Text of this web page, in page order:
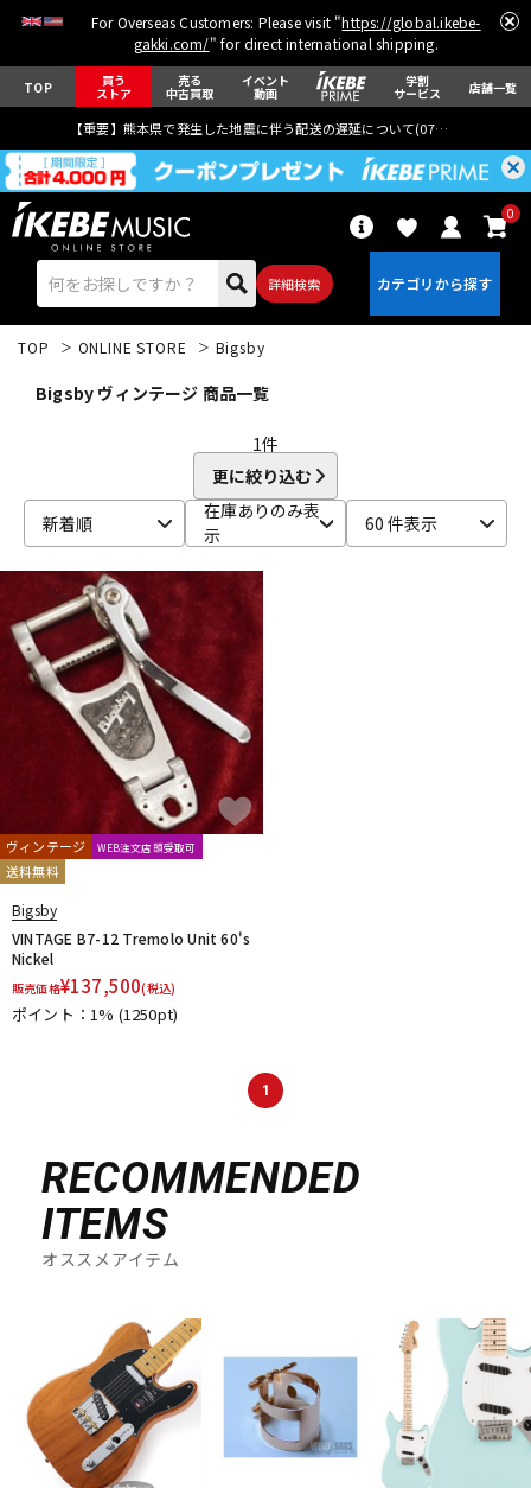
For Overseas Customers: Please visit "https://global.ikebe-
gakki.com/" for direct international shipping.
TOP 買う
ストア
売る
中古買取
イベント
動画
学割
サービス 店舗一覧
【重要】熊本県で発生した地震に伴う配送の遅延について(07月29日
詳細検索
0
ベース
ドラム
キーボード
管楽器
DJ機器
配信/ライブ機器 楽器アクセサリ
中古
TOP ONLINE STORE Bigsby
Bigsby ヴィンテージ 商品一覧
1件
更に絞り込む
新着順
在庫ありのみ表
示
60 件表示
ヴィンテージ WEB注文店頭受取可
送料無料
Bigsby
VINTAGE B7-12 Tremolo Unit 60's
Nickel
販売価格¥137,500(税込)
ポイント：1% (1250pt)
1
RECOMMENDED
ITEMS
オススメアイテム